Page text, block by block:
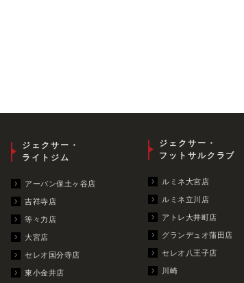
ジェクサー・
ライトジム
アーバン保土ヶ谷店
吉祥寺店
等々力店
大宮店
セレオ国分寺店
東小金井店
ジェクサー・
フットサルクラブ
ルミネ大宮店
ルミネ立川店
アトレ大井町店
グランデュオ蒲田店
セレオ八王子店
川崎